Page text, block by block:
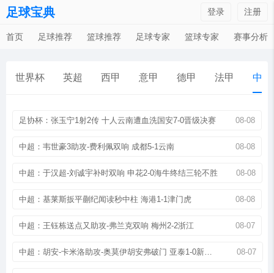
足球宝典 登录 注册
首页 足球推荐 篮球推荐 足球专家 篮球专家 赛事分析
世界杯 英超 西甲 意甲 德甲 法甲 中超
足协杯：张玉宁1射2传 十人云南遭血洗国安7-0晋级决赛 08-08
中超：韦世豪3助攻-费利佩双响 成都5-1云南 08-08
中超：于汉超-刘诚宇补时双响 申花2-0海牛终结三轮不胜 08-08
中超：基莱斯扳平蒯纪闻读秒中柱 海港1-1津门虎 08-08
中超：王钰栋送点又助攻-弗兰克双响 梅州2-2浙江 08-07
中超：胡安-卡米洛助攻-奥莫伊胡安弗破门 亚泰1-0新鹏城 08-07